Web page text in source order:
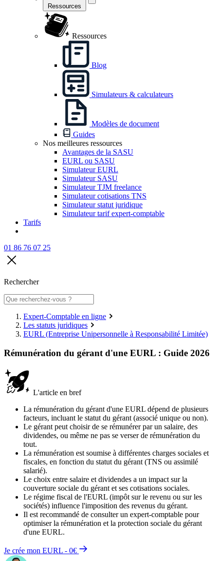
Ressources
Ressources
Blog
Simulateurs & calculateurs
Modèles de document
Guides
Nos meilleures ressources
Avantages de la SASU
EURL ou SASU
Simulateur EURL
Simulateur SASU
Simulateur TJM freelance
Simulateur cotisations TNS
Simulateur statut juridique
Simulateur tarif expert-comptable
Tarifs
01 86 76 07 25
Rechercher
Expert-Comptable en ligne
Les statuts juridiques
EURL (Entreprise Unipersonnelle à Responsabilité Limitée)
Rémunération du gérant d'une EURL : Guide 2026
L'article en bref
La rémunération du gérant d'une EURL dépend de plusieurs
facteurs, incluant le statut du gérant (associé unique ou non).
Le gérant peut choisir de se rémunérer par un salaire, des
dividendes, ou même ne pas se verser de rémunération du
tout.
La rémunération est soumise à différentes charges sociales et
fiscales, en fonction du statut du gérant (TNS ou assimilé
salarié).
Le choix entre salaire et dividendes a un impact sur la
couverture sociale du gérant et ses cotisations sociales.
Le régime fiscal de l'EURL (impôt sur le revenu ou sur les
sociétés) influence l'imposition des revenus du gérant.
Il est recommandé de consulter un expert-comptable pour
optimiser la rémunération et la protection sociale du gérant
d'une EURL.
Je crée mon EURL - 0€